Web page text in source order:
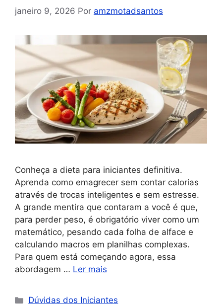
janeiro 9, 2026 Por amzmotadsantos
Conheça a dieta para iniciantes definitiva.
Aprenda como emagrecer sem contar calorias
através de trocas inteligentes e sem estresse.
A grande mentira que contaram a você é que,
para perder peso, é obrigatório viver como um
matemático, pesando cada folha de alface e
calculando macros em planilhas complexas.
Para quem está começando agora, essa
abordagem … Ler mais
Dúvidas dos Iniciantes